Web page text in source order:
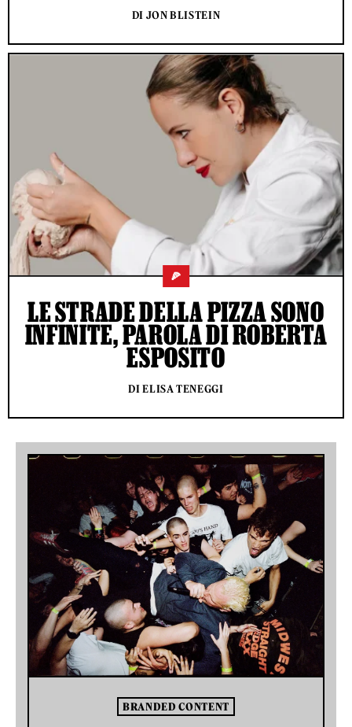
DI JON BLISTEIN
🍕
LE STRADE DELLA PIZZA SONO
INFINITE, PAROLA DI ROBERTA
ESPOSITO
DI ELISA TENEGGI
BRANDED CONTENT